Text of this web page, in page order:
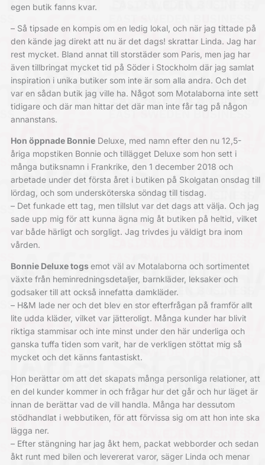
egen butik fanns kvar.
– Så tipsade en kompis om en ledig lokal, och när jag tittade på
den kände jag direkt att nu är det dags! skrattar Linda. Jag har
rest mycket. Bland annat till storstäder som Paris, men jag har
även tillbringat mycket tid på Söder i Stockholm där jag samlat
inspiration i unika butiker som inte är som alla andra. Och det
var en sådan butik jag ville ha. Något som Motalaborna inte sett
tidigare och där man hittar det där man inte får tag på någon
annanstans.
Hon öppnade BonnieDeluxe, med namn efter den nu 12,5-
åriga mopstiken Bonnie och tillägget Deluxe som hon sett i
många butiksnamn i Frankrike, den 1 december 2018 och
arbetade under det första året i butiken på Skolgatan onsdag till
lördag, och som undersköterska söndag till tisdag.
– Det funkade ett tag, men tillslut var det dags att välja. Och jag
sade upp mig för att kunna ägna mig åt butiken på heltid, vilket
var både härligt och sorgligt. Jag trivdes ju väldigt bra inom
vården.
Bonnie Deluxe togsemot väl av Motalaborna och sortimentet
växte från heminredningsdetaljer, barnkläder, leksaker och
godsaker till att också innefatta damkläder.
– H&M lade ner och det blev en stor efterfrågan på framför allt
lite udda kläder, vilket var jätteroligt. Många kunder har blivit
riktiga stammisar och inte minst under den här underliga och
ganska tuffa tiden som varit, har de verkligen stöttat mig så
mycket och det känns fantastiskt.
Hon berättar om att det skapats många personliga relationer, att
en del kunder kommer in och frågar hur det går och hur läget är
innan de berättar vad de vill handla. Många har dessutom
stödhandlat i webbutiken, för att förvissa sig om att hon inte ska
lägga ner.
– Efter stängning har jag åkt hem, packat webborder och sedan
åkt runt med bilen och levererat varor, säger Linda och menar